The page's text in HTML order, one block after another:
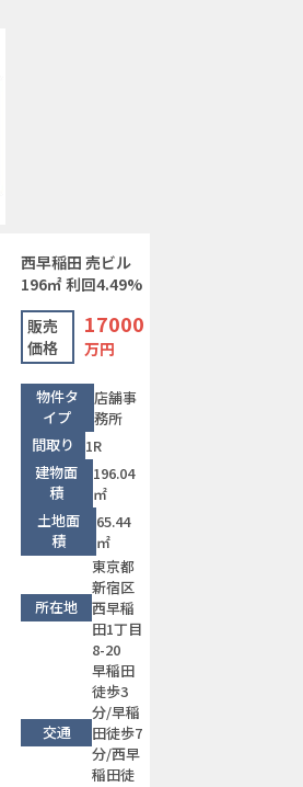
西早稲田 売ビル
196㎡ 利回4.49%
販売
価格
17000
万円
物件タ
イプ
店舗事
務所
間取り
1R
建物面
積
196.04
㎡
土地面
積
65.44
㎡
所在地
東京都
新宿区
西早稲
田1丁目
8-20
交通
早稲田
徒歩3
分/早稲
田徒歩7
分/西早
稲田徒